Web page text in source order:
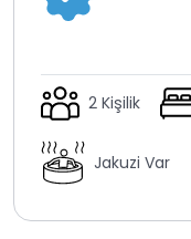
2 Kişilik
Jakuzi Var